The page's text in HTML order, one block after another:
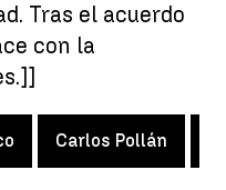
Tras el acuerdo
con la
Carlos Pollán